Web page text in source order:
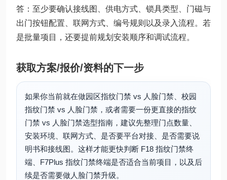
答：至少要确认接线图、供电方式、锁具类型、门磁与
出门按钮配置、联网方式、编号规则以及录入流程。若
是批量项目，还要提前规划安装顺序和调试流程。
获取方案/报价/资料的下一步
如果你当前就在做园区指纹门禁 vs 人脸门禁、校园
指纹门禁 vs 人脸门禁，或者需要一份更直接的指纹
门禁 vs 人脸门禁选型指南，建议先整理门点数量、
安装环境、联网方式、是否要平台对接、是否需要说
明书和接线图。这样才能更快判断 F18 指纹门禁终
端、F7Plus 指纹门禁终端是否适合当前项目，以及后
续是否需要做人脸门禁升级。